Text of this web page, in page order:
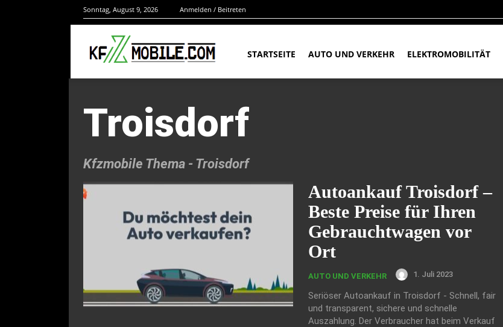
Sonntag, August 9, 2026 Anmelden / Beitreten
STARTSEITE AUTO UND VERKEHR ELEKTROMOBILITÄT
Troisdorf
Kfzmobile Thema - Troisdorf
Autoankauf Troisdorf –
Beste Preise für Ihren
Gebrauchtwagen vor
Ort
AUTO UND VERKEHR 1. Juli 2023
Seriöser Autoankauf in Troisdorf - Schnell, fair
und transparent, sichere und schnelle
Auszahlung. Der Verbraucher hat beim Verkauf